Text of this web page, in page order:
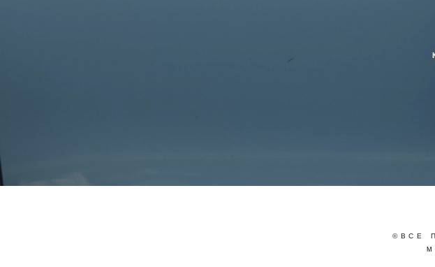
©ВСЕ